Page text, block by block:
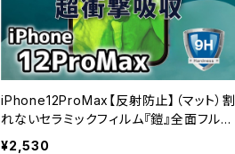
iPhone12ProMax【反射防止】（マット）割
れないセラミックフィルム『鎧』全面フルカ
バー
¥2,530